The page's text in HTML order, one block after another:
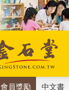
會員獎勵 中文書